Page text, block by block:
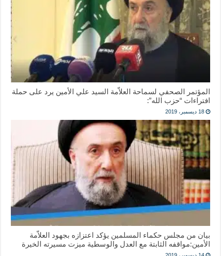
المؤتمر الصحفي لسماحة العلاّمة السيد علي الأمين يرد على حملة
افتراءات “حزب الله”:
18 ديسمبر، 2019
بيان من ‎مجلس حكماء المسلمين يؤكد اعتزازه بجهود العلاّمة
الأمين:مواقفه الثابتة مع العدل والوسطية ميزت مسيرته الخيرة